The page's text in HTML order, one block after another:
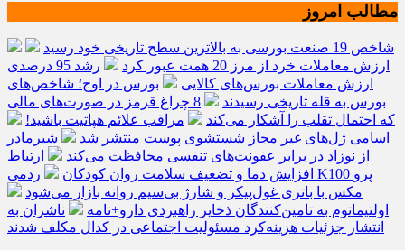
مطالب امروز
شاخص 19 صنعت بورسی به بالاترین سطح تاریخی خود رسید
ارزش معاملات خرد از مرز 20 همت عبور کرد
رشد 95 درصدی
ارزش معاملات بورس‌های کالایی
بورس در اوج؛ شاخص‌های
بورس به قله تاریخی رسیدند
8 چراغ قرمز در صورت‌های مالی
که احتمال تقلب را آشکار می‌کند
مراقب علائم هپاتیت باشید!
اسامی ژل‌های غیر مجاز شستشوی پوست منتشر شد
شیرمادر
از نوزاد در برابر عفونت‌های تنفسی محافظت می‌کند
ارتباط
افزایش دما و تضعیف سلامت روان کودکان
ردمی K100 پرو
مکس با باتری غول‌پیکر و شارژ بی‌سیم روانه بازار می‌شود
اولتیماتوم به تامین‌کنندگان ذخایر راهبردی دارو+نامه
ناشران به
انتشار جزئیات هزینه‌کرد مسئولیت اجتماعی در کدال مکلف شدند